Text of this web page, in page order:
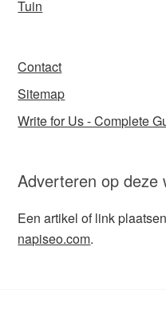
Tuin
Contact
Sitemap
Write for Us - Complete
Adverteren op deze
Een artikel of link
napiseo.com.